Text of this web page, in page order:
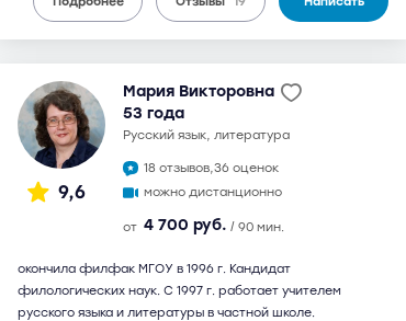
9,6
Мария Викторовна
53 года
русский язык, литература
18 отзывов,36 оценок
можно дистанционно
от 4 700 руб. / 90 мин.
окончила филфак МГОУ в 1996 г. Кандидат
филологических наук. С 1997 г. работает учителем
русского языка и литературы в частной школе.